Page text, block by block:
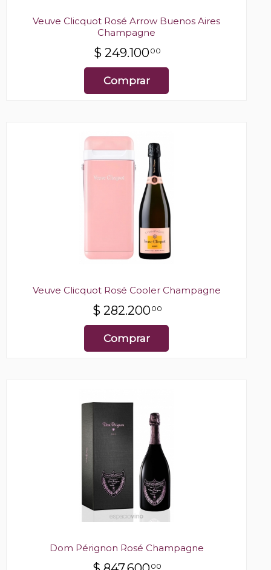
Veuve Clicquot Rosé Arrow Buenos Aires
Champagne
$ 249.10000
Comprar
Veuve Clicquot Rosé Cooler Champagne
$ 282.20000
Comprar
Dom Pérignon Rosé Champagne
00